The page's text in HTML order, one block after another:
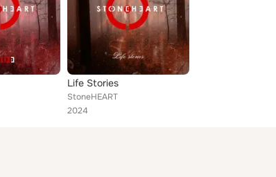
Life Stories
StoneHEART
2024